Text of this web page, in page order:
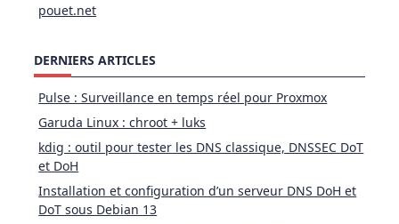
pouet.net
DERNIERS ARTICLES
Pulse : Surveillance en temps réel pour Proxmox
Garuda Linux : chroot + luks
kdig : outil pour tester les DNS classique, DNSSEC DoT
et DoH
Installation et configuration d’un serveur DNS DoH et
DoT sous Debian 13